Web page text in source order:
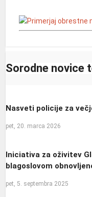
Sorodne novice
Nasveti policije za
pet, 20. marca 2026
Iniciativa za oživitev
blagoslovom
pet, 5. septembra 2025